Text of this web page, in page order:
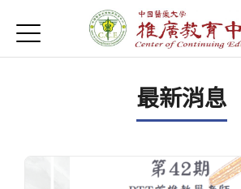
首頁
首頁
Open submenu (關於我們)
(link is external)
Jump to Navigation
Jump to Main content
最新消息